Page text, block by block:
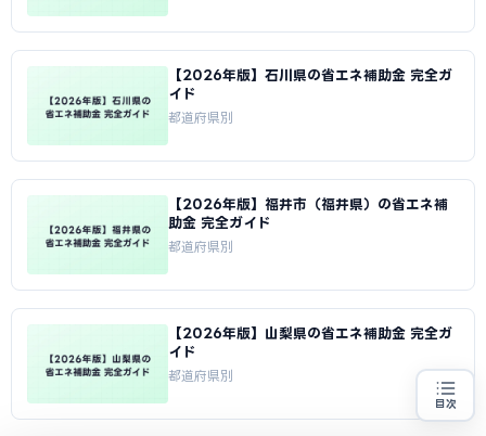
【2026年版】石川県の省エネ補助金 完全ガ
イド
都道府県別
【2026年版】福井市（福井県）の省エネ補
助金 完全ガイド
都道府県別
【2026年版】山梨県の省エネ補助金 完全ガ
イド
都道府県別
目次
省エネ設備の導入をお考えの方 地域・業種から選べる